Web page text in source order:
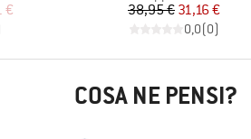
€ Prezzo
38,95 €Prezzo ridotto
31,16 €
0,0(0)
COSA NE PENSI?